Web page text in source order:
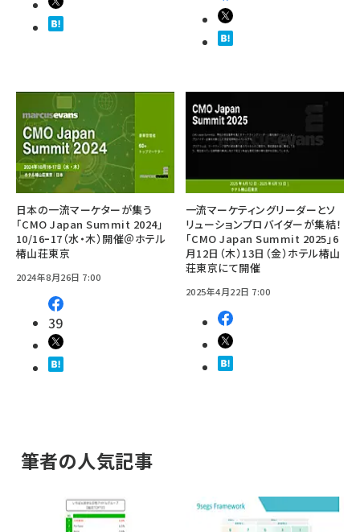
日本の一流マーケターが集う
「CMO Japan Summit 2024」
10/16ｰ17（水・木）開催＠ホテル
椿山荘東京
2024年8月26日 7:00
39
一流マーケティングリーダーとソ
リューションプロバイダーが集結！
「CMO Japan Summit 2025」6
月12日（木）13日（金）ホテル椿山
荘東京にて開催
2025年4月22日 7:00
筆者の人気記事